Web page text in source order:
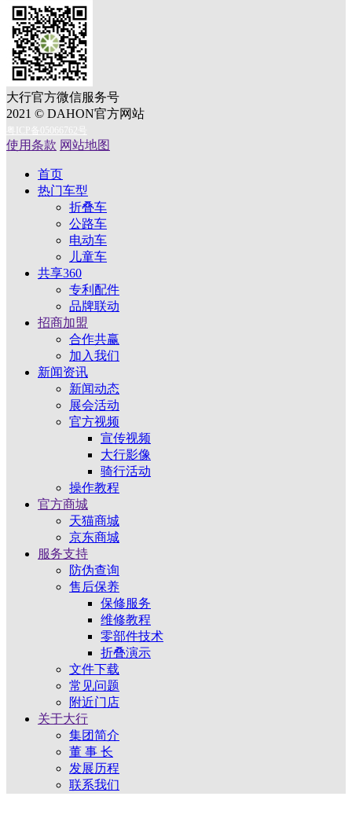
大行官方微信服务号
2021 © DAHON官方网站
粤ICP备05066762号
使用条款 网站地图
首页
热门车型
折叠车
公路车
电动车
儿童车
共享360
专利配件
品牌联动
招商加盟
合作共赢
加入我们
新闻资讯
新闻动态
展会活动
官方视频
宣传视频
大行影像
骑行活动
操作教程
官方商城
天猫商城
京东商城
服务支持
防伪查询
售后保养
保修服务
维修教程
零部件技术
折叠演示
文件下载
常见问题
附近门店
关于大行
集团简介
董 事 长
发展历程
联系我们